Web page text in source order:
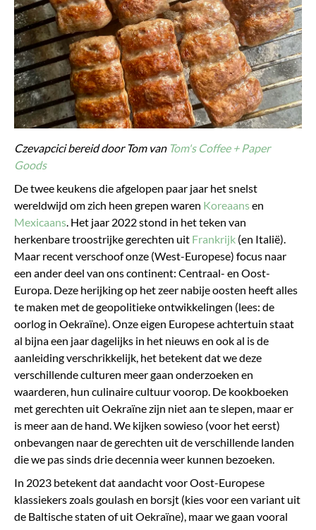
Czevapcici bereid door Tom van Tom's Coffee + Paper
Goods
De twee keukens die afgelopen paar jaar het snelst
wereldwijd om zich heen grepen waren Koreaansen
Mexicaans. Het jaar 2022 stond in het teken van
herkenbare troostrijke gerechten uit Frankrijk (en Italië).
Maar recent verschoof onze (West-Europese) focus naar
een ander deel van ons continent: Centraal- en Oost-
Europa. Deze herijking op het zeer nabije oosten heeft alles
te maken met de geopolitieke ontwikkelingen (lees: de
oorlog in Oekraïne). Onze eigen Europese achtertuin staat
al bijna een jaar dagelijks in het nieuws en ook al is de
aanleiding verschrikkelijk, het betekent dat we deze
verschillende culturen meer gaan onderzoeken en
waarderen, hun culinaire cultuur voorop. De kookboeken
met gerechten uit Oekraïne zijn niet aan te slepen, maar er
is meer aan de hand. We kijken sowieso (voor het eerst)
onbevangen naar de gerechten uit de verschillende landen
die we pas sinds drie decennia weer kunnen bezoeken.
In 2023 betekent dat aandacht voor Oost-Europese
klassiekers zoals goulash en borsjt (kies voor een variant uit
de Baltische staten of uit Oekraïne), maar we gaan vooral